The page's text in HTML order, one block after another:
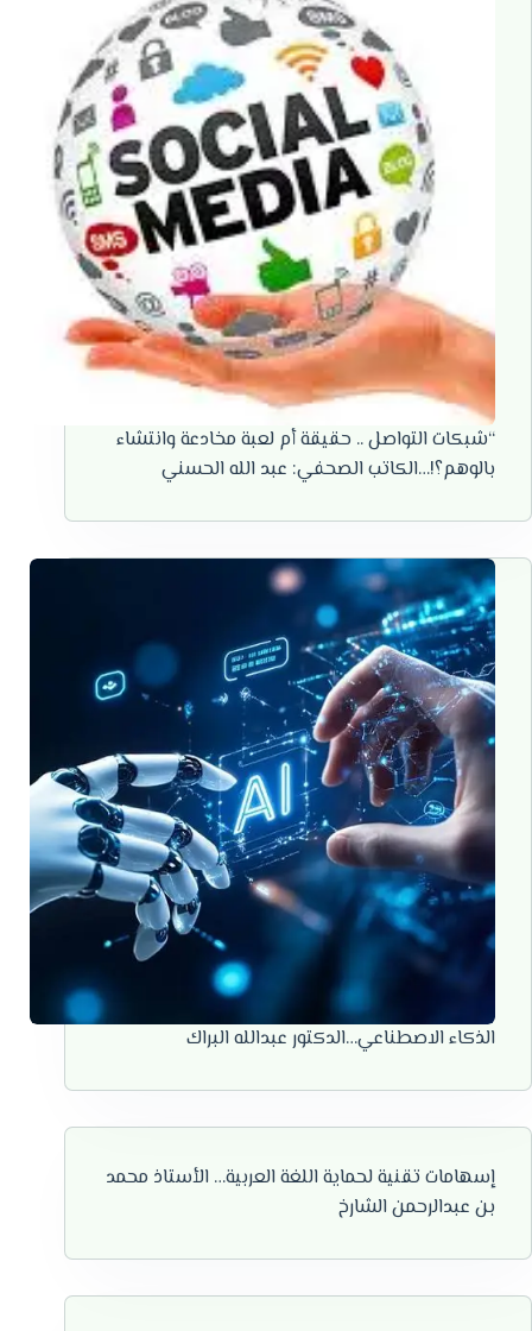
“شبكات التواصل .. حقيقة أم لعبة مخادعة وانتشاء
بالوهم؟!…الكاتب الصحفي: عبد الله الحسني
الذكاء الاصطناعي…الدكتور عبدالله البراك
إسهامات تقنية لحماية اللغة العربية… الأستاذ محمد
بن عبدالرحمن الشارخ